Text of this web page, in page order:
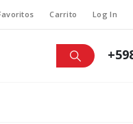
Carrito Log In